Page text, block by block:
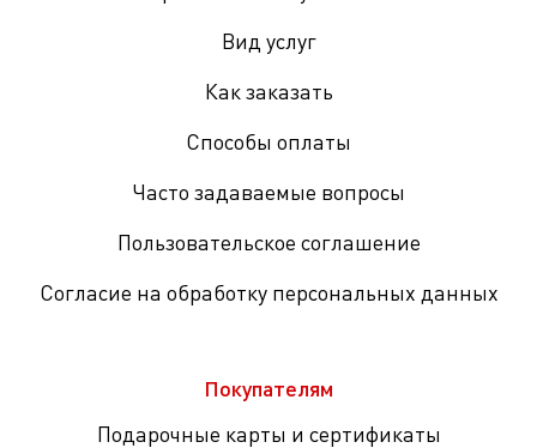
Вид услуг
Как заказать
Способы оплаты
Часто задаваемые вопросы
Пользовательское соглашение
Согласие на обработку персональных данных
Покупателям
Подарочные карты и сертификаты